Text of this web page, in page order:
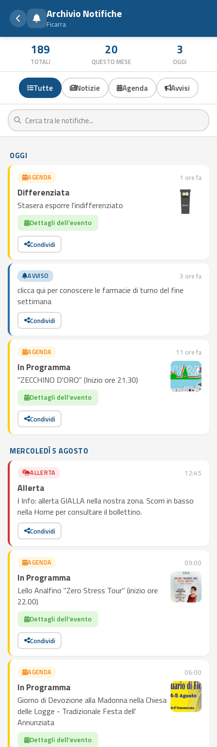
Archivio Notifiche
Ficarra
189
TOTALI
20
QUESTO MESE
3
OGGI
Tutte Notizie Agenda Avvisi
OGGI
AGENDA 1 ore fa
Differenziata
Stasera esporre l'indifferenziato
Dettagli dell'evento
Condividi
AVVISO 3 ore fa
clicca qui per conoscere le farmacie di turno del fine
settimana
Condividi
AGENDA 11 ore fa
In Programma
"ZECCHINO D'ORO" (Inizio ore 21.30)
Dettagli dell'evento
Condividi
MERCOLEDÌ 5 AGOSTO
ALLERTA 12:45
Allerta
ℹ️ Info: allerta GIALLA nella nostra zona. Scorri in basso
nella Home per consultare il bollettino.
Condividi
AGENDA 09:00
In Programma
Lello Analfino "Zero Stress Tour" (inizio ore
22.00)
Dettagli dell'evento
Condividi
AGENDA 06:00
In Programma
Giorno di Devozione alla Madonna nella Chiesa
delle Logge - Tradizionale Festa dell'
Annunziata
Dettagli dell'evento